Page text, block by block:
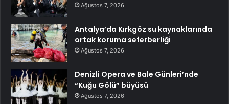
Ağustos 7, 2026
Antalya’da Kırkgöz su kaynaklarında
ortak koruma seferberliği
Ağustos 7, 2026
Denizli Opera ve Bale Günleri’nde
“Kuğu Gölü” büyüsü
Ağustos 7, 2026